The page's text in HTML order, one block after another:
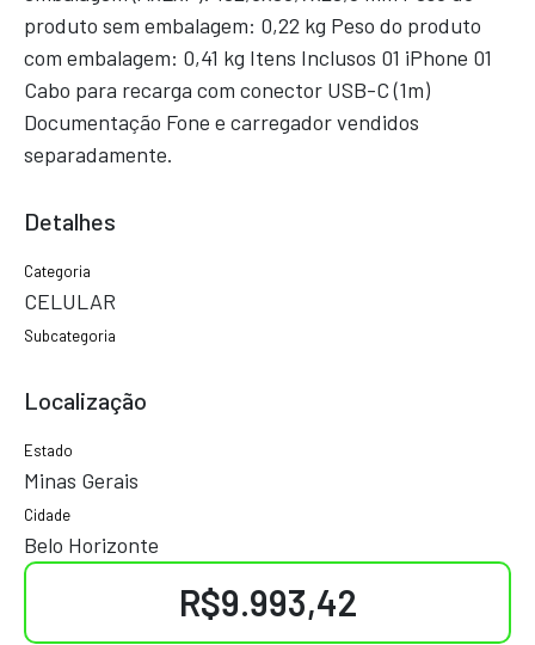
produto sem embalagem: 0,22 kg Peso do produto
com embalagem: 0,41 kg Itens Inclusos 01 iPhone 01
Cabo para recarga com conector USB-C (1m)
Documentação Fone e carregador vendidos
separadamente.
Detalhes
Categoria
CELULAR
Subcategoria
Localização
Estado
Minas Gerais
Cidade
Belo Horizonte
R$9.993,42